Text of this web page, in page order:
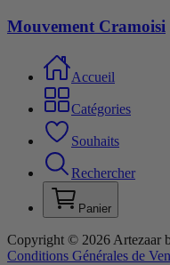
Mouvement Cramoisi
Accueil
Catégories
Souhaits
Rechercher
Panier
Copyright © 2026 Artezaar
Conditions Générales de